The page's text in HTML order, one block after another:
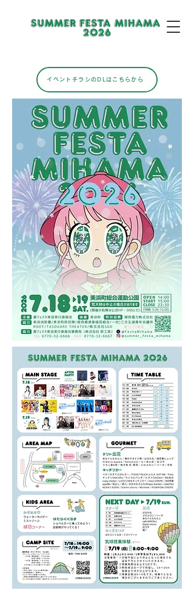
イベントチラシのDLはこちらから